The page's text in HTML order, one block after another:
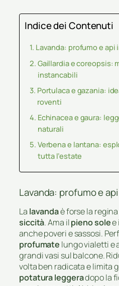
Indice dei Contenuti
Lavanda: profumo e api
Gaillardia e coreopsis:
instancabili
Portulaca e gazania:
roventi
Echinacea e gaura:
naturali
Verbena e lantana:
tutta l’estate
Lavanda: profumo e
La lavandaè forse la
siccità. Ama ilpieno solee
anche poveri e sassosi.
profumate lungo vialetti e
grandi vasi sul balcone.
volta ben radicata e limita
potatura leggeradopo la